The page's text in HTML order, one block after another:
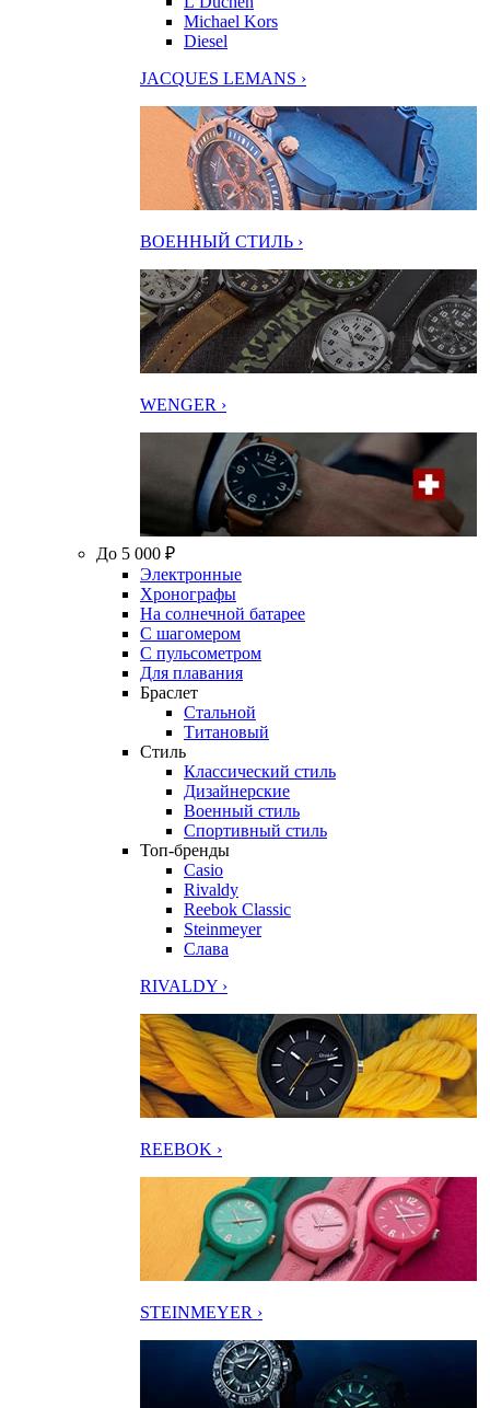
Michael Kors
Diesel
JACQUES LEMANS ›
ВОЕННЫЙ СТИЛЬ ›
WENGER ›
До 5 000 ₽
Электронные
Хронографы
На солнечной батарее
С шагомером
С пульсометром
Для плавания
Браслет
Стальной
Титановый
Стиль
Классический стиль
Дизайнерские
Военный стиль
Спортивный стиль
Топ-бренды
Casio
Rivaldy
Reebok Classic
Steinmeyer
Слава
RIVALDY ›
REEBOK ›
STEINMEYER ›